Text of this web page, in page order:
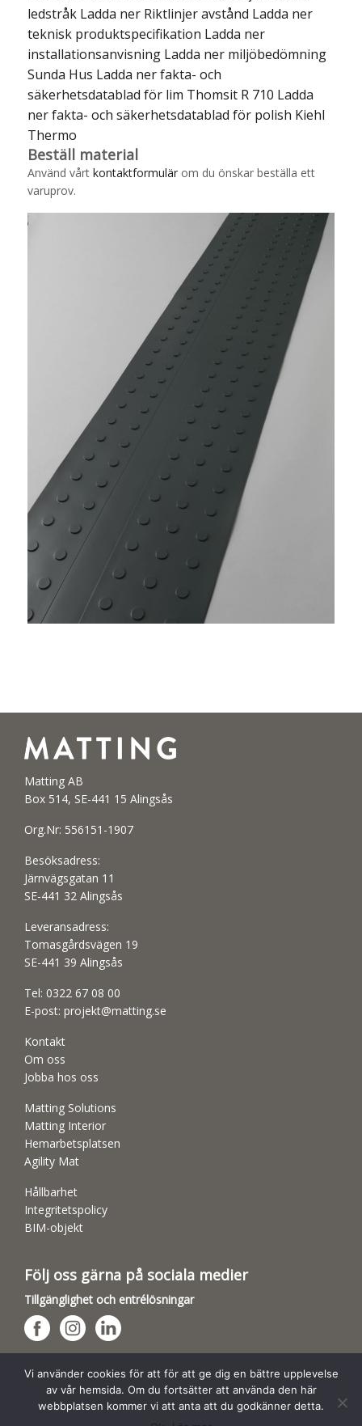
ledstråk Ladda ner Riktlinjer avstånd Ladda ner
teknisk produktspecifikation Ladda ner
installationsanvisning Ladda ner miljöbedömning
Sunda Hus Ladda ner fakta- och
säkerhetsdatablad för lim Thomsit R 710 Ladda
ner fakta- och säkerhetsdatablad för polish Kiehl
Thermo
Beställ material
Använd vårt kontaktformulärom du önskar beställa ett
varuprov.
Matting AB
Box 514, SE-441 15 Alingsås
Org.Nr: 556151-1907
Besöksadress:
Järnvägsgatan 11
SE-441 32 Alingsås
Leveransadress:
Tomasgårdsvägen 19
SE-441 39 Alingsås
Tel: 0322 67 08 00
E-post: projekt@matting.se
Kontakt
Om oss
Jobba hos oss
Matting Solutions
Matting Interior
Hemarbetsplatsen
Agility Mat
Hållbarhet
Integritetspolicy
BIM-objekt
Följ oss gärna på sociala medier
Tillgänglighet och entrélösningar
Hundsporthallar
Vi använder cookies för att för att ge dig en bättre upplevelse
av vår hemsida. Om du fortsätter att använda den här
webbplatsen kommer vi att anta att du godkänner detta.